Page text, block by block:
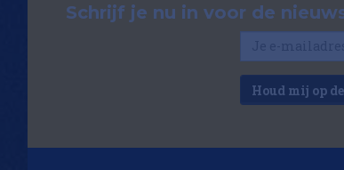
Schrijf je nu in voor de
Houd mij op